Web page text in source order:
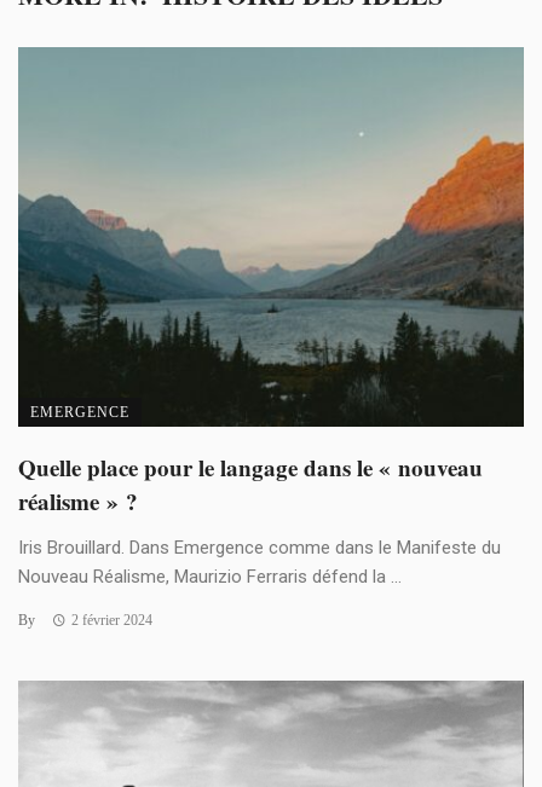
EMERGENCE
Quelle place pour le langage dans le « nouveau
réalisme » ?
Iris Brouillard. Dans Emergence comme dans le Manifeste du
Nouveau Réalisme, Maurizio Ferraris défend la ...
By 2 février 2024